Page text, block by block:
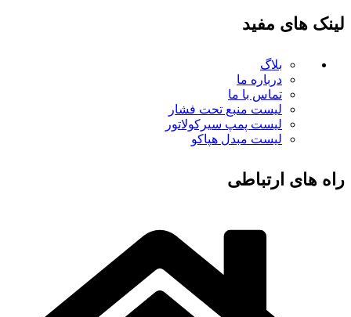
لینک های مفید
بلاگ
درباره ما
تماس با ما
لیست منبع تحت فشار
لیست پمپ سیرکولاتور
لیست مبدل هپاکو
راه های ارتباطی